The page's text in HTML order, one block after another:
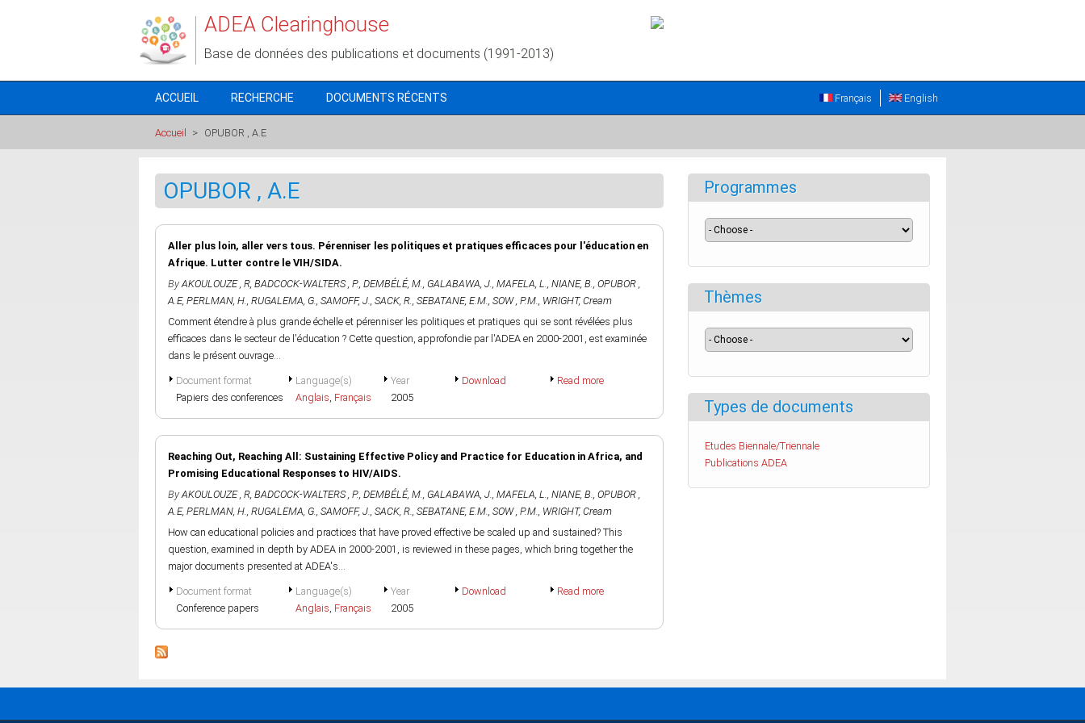
ADEA Clearinghouse
Base de données des publications et documents (1991-2013)
ACCUEIL RECHERCHE DOCUMENTS RÉCENTS English
Français
Accueil > OPUBOR , A.E
OPUBOR , A.E
Aller plus loin, aller vers tous. Pérenniser les politiques et pratiques efficaces pour l'éducation en
Afrique. Lutter contre le VIH/SIDA.
By AKOULOUZE , R, BADCOCK-WALTERS , P., DEMBÉLÉ, M., GALABAWA, J., MAFELA, L., NIANE, B., OPUBOR ,
A.E, PERLMAN, H., RUGALEMA, G., SAMOFF, J., SACK, R., SEBATANE, E.M., SOW , P.M., WRIGHT, Cream
Comment étendre à plus grande échelle et pérenniser les politiques et pratiques qui se sont révélées plus
efficaces dans le secteur de l'éducation ? Cette question, approfondie par l'ADEA en 2000-2001, est examinée
dans le présent ouvrage...
Document format
Papiers des conferences
Language(s)
Anglais, Français
Year
2005
Download Read more
Reaching Out, Reaching All: Sustaining Effective Policy and Practice for Education in Africa, and
Promising Educational Responses to HIV/AIDS.
By AKOULOUZE , R, BADCOCK-WALTERS , P., DEMBÉLÉ, M., GALABAWA, J., MAFELA, L., NIANE, B., OPUBOR ,
A.E, PERLMAN, H., RUGALEMA, G., SAMOFF, J., SACK, R., SEBATANE, E.M., SOW , P.M., WRIGHT, Cream
How can educational policies and practices that have proved effective be scaled up and sustained? This
question, examined in depth by ADEA in 2000-2001, is reviewed in these pages, which bring together the
major documents presented at ADEA's...
Document format
Conference papers
Language(s)
Anglais, Français
Year
2005
Download Read more
Programmes
Thèmes
Types de documents
Etudes Biennale/Triennale
Publications ADEA